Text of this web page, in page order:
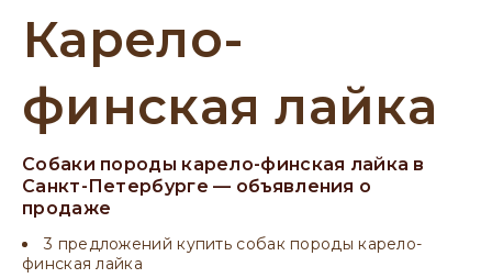
Карело-
финская лайка
Собаки породы карело-финская лайка в
Санкт-Петербурге — объявления о
продаже
3 предложений купить собак породы карело-
финская лайка